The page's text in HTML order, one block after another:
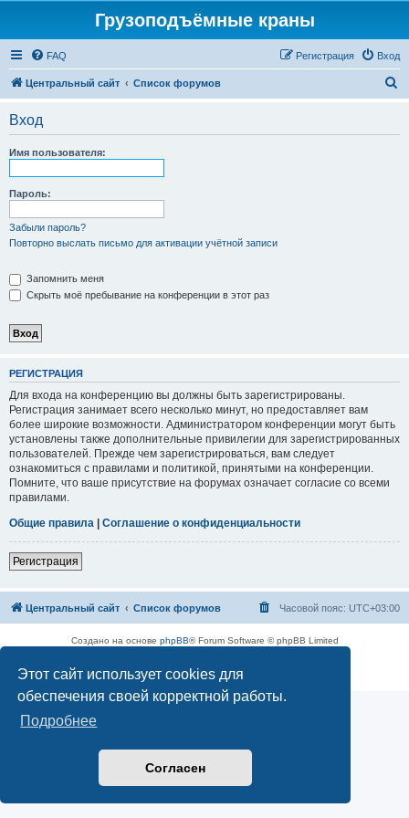
Этот сайт использует cookies для
обеспечения своей корректной работы.
Подробнее
Согласен
Грузоподъёмные краны
FAQ Вход
Регистрация
Центральный сайт Список форумов
Вход
Имя пользователя:
Пароль:
Забыли пароль?
Повторно выслать письмо для активации учётной записи
Запомнить меня
Скрыть моё пребывание на конференции в этот раз
РЕГИСТРАЦИЯ
Для входа на конференцию вы должны быть зарегистрированы.
Регистрация занимает всего несколько минут, но предоставляет вам
более широкие возможности. Администратором конференции могут быть
установлены также дополнительные привилегии для зарегистрированных
пользователей. Прежде чем зарегистрироваться, вам следует
ознакомиться с правилами и политикой, принятыми на конференции.
Помните, что ваше присутствие на форумах означает согласие со всеми
правилами.
Общие правила | Соглашение о конфиденциальности
Регистрация
Центральный сайт Список форумов Часовой пояс: UTC+03:00
Создано на основе phpBB® Forum Software © phpBB Limited
Конфиденциальность|Правила